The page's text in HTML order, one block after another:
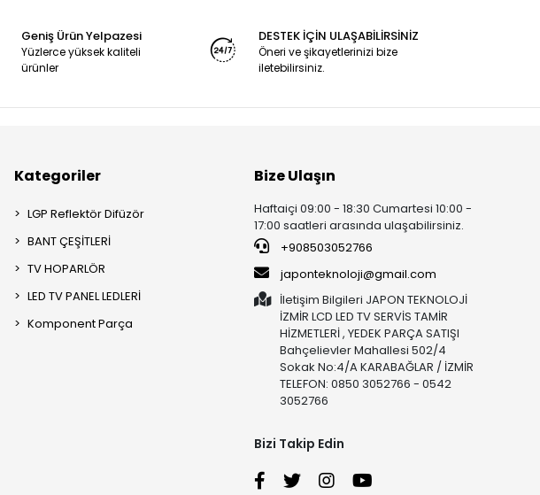
Geniş Ürün Yelpazesi
Yüzlerce yüksek kaliteli
ürünler
DESTEK İÇİN ULAŞABİLİRSİNİZ
Öneri ve şikayetlerinizi bize
iletebilirsiniz.
Kategoriler
LGP Reflektör Difüzör
BANT ÇEŞİTLERİ
TV HOPARLÖR
LED TV PANEL LEDLERİ
Komponent Parça
Bize Ulaşın
Haftaiçi 09:00 - 18:30 Cumartesi 10:00 -
17:00 saatleri arasında ulaşabilirsiniz.
+908503052766
japonteknoloji@gmail.com
İletişim Bilgileri JAPON TEKNOLOJİ
İZMİR LCD LED TV SERVİS TAMİR
HİZMETLERİ , YEDEK PARÇA SATIŞI
Bahçelievler Mahallesi 502/4
Sokak No:4/A KARABAĞLAR / İZMİR
TELEFON: 0850 3052766 - 0542
3052766
Bizi Takip Edin